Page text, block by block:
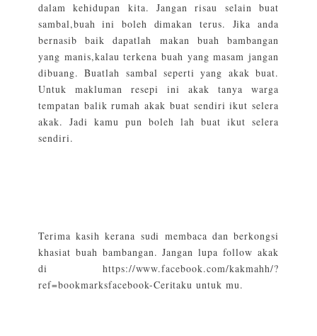
dalam kehidupan kita. Jangan risau selain buat
sambal,buah ini boleh dimakan terus. Jika anda
bernasib baik dapatlah makan buah bambangan
yang manis,kalau terkena buah yang masam jangan
dibuang. Buatlah sambal seperti yang akak buat.
Untuk makluman resepi ini akak tanya warga
tempatan balik rumah akak buat sendiri ikut selera
akak. Jadi kamu pun boleh lah buat ikut selera
sendiri.
Terima kasih kerana sudi membaca dan berkongsi
khasiat buah bambangan. Jangan lupa follow akak
di https://www.facebook.com/kakmahh/?
ref=bookmarksfacebook-Ceritaku untuk mu.